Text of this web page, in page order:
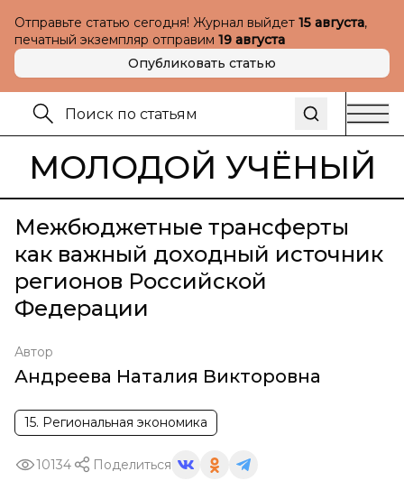
Отправьте статью сегодня! Журнал выйдет 15 августа,
печатный экземпляр отправим 19 августа
Опубликовать статью
МОЛОДОЙ УЧЁНЫЙ
Межбюджетные трансферты
как важный доходный источник
регионов Российской
Федерации
Автор
Андреева Наталия Викторовна
15. Региональная экономика
10134 Поделиться